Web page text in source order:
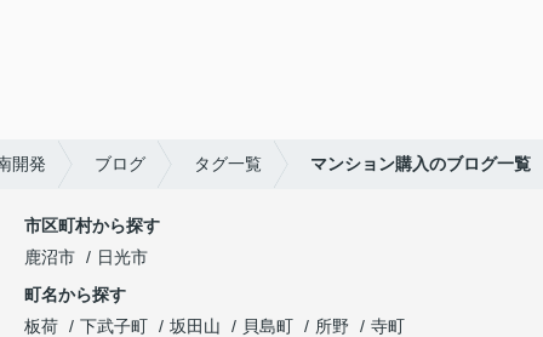
開発 ブログ タグ一覧 マンション購入のブログ一覧
市区町村から探す
鹿沼市
日光市
町名から探す
板荷
下武子町 坂田山 貝島町 所野
寺町